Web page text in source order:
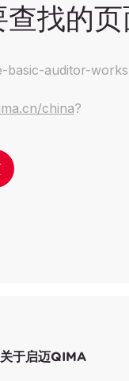
找的页
basic-auditor-
china?
关于启迈QIMA